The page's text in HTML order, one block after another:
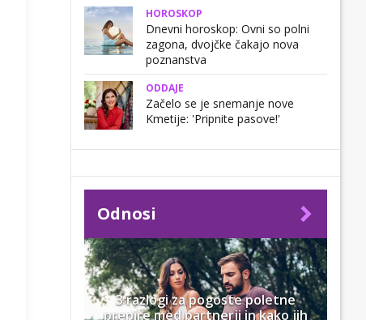
HOROSKOP
Dnevni horoskop: Ovni so polni
zagona, dvojčke čakajo nova
poznanstva
ODDAJE
Začelo se je snemanje nove
Kmetije: 'Pripnite pasove!'
Odnosi
3 razlogi za pogoste poletne
prepire med partnerji in kako jih